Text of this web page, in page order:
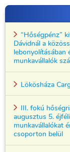
“Hőségpénz”
Dávidnál a
lebonyolításában
munkavállalók
Lökösháza
III. fokú
augusztus 5.
munkavállalókat
csoporton belül